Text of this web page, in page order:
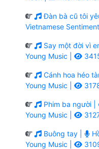
Đàn bà cũ tôi
Vietnamese
Say một đời vì
Young Music |
Cánh hoa héo
Young Music |
Phim ba người |
Young Music |
Buông tay |
Young Music |